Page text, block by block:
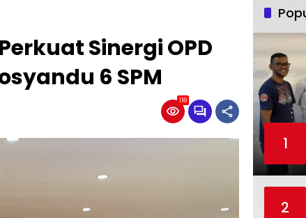
Sinergi OPD
6 SPM
118
1
2